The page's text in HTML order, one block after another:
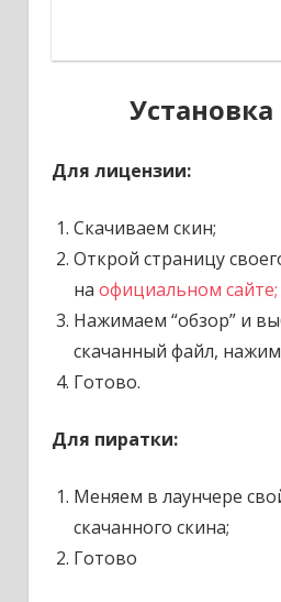
Для лицензии:
Скачиваем скин;
Открой страницу
на официальном сайте;
Нажимаем “обзор” и
скачанный файл,
Готово.
Для пиратки:
Меняем в лаунчере
скачанного скина;
Готово